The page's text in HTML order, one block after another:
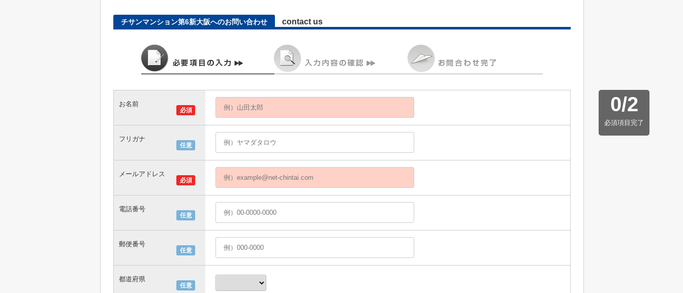
チサンマンション第6新大阪へのお問い合わせ contact us
0/2
必須項目完了
必須
お名前
任意
フリガナ
必須
メールアドレス
任意
電話番号
任意
郵便番号
任意
都道府県